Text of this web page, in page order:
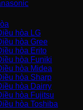
hòa LG
hòa Gree
hòa Erito
hòa Funiki
hòa Midea
hòa Sharp
hòa Dairry
hòa Fujitsu
hòa Toshiba